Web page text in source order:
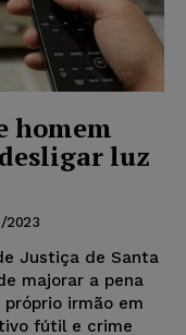
homem
luz
2023
Justiça de Santa
majorar a pena
irmão em
fútil e crime